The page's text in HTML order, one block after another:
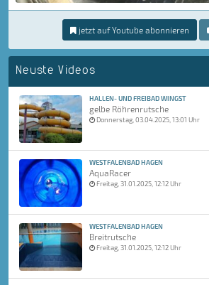
jetzt auf Youtube abonnieren
Neuste Videos
HALLEN- UND FREIBAD WINGST
gelbe Röhrenrutsche
Donnerstag, 03.04.2025, 13:01 Uhr
WESTFALENBAD HAGEN
AquaRacer
Freitag, 31.01.2025, 12:12 Uhr
WESTFALENBAD HAGEN
Breitrutsche
Freitag, 31.01.2025, 12:12 Uhr